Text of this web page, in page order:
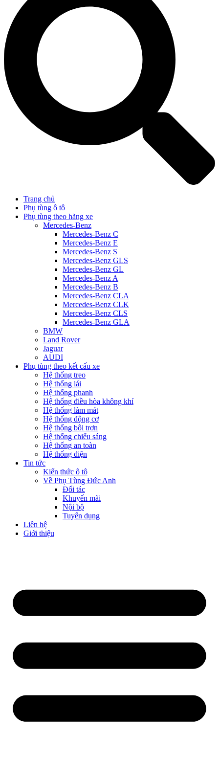
Trang chủ
Phụ tùng ô tô
Phụ tùng theo hãng xe
Mercedes-Benz
Mercedes-Benz C
Mercedes-Benz E
Mercedes-Benz S
Mercedes-Benz GLS
Mercedes-Benz GL
Mercedes-Benz A
Mercedes-Benz B
Mercedes-Benz CLA
Mercedes-Benz CLK
Mercedes-Benz CLS
Mercedes-Benz GLA
BMW
Land Rover
Jaguar
AUDI
Phụ tùng theo kết cấu xe
Hệ thống treo
Hệ thống lái
Hệ thống phanh
Hệ thống điều hòa không khí
Hệ thống làm mát
Hệ thống động cơ
Hệ thống bôi trơn
Hệ thống chiếu sáng
Hệ thống an toàn
Hệ thống điện
Tin tức
Kiến thức ô tô
Về Phụ Tùng Đức Anh
Đối tác
Khuyến mãi
Nội bộ
Tuyển dụng
Liên hệ
Giới thiệu